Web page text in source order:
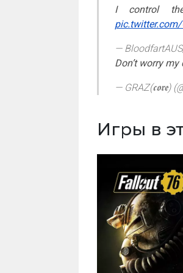
I control
—
Don’t worry
— GRAZ(𝖈𝖔𝖗𝖊)
Игры в